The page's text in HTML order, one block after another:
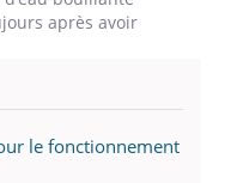
après avoir
le fonctionnement